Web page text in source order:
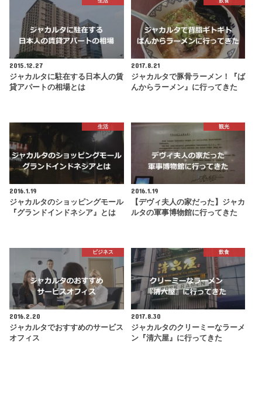
2015.12.27
ジャカルタに駐在する日本人の賃
貸アパートの相場とは
2017.8.21
ジャカルタで豚骨ラーメン！『ば
んからラーメン』に行ってきた
生活
2016.1.19
ジャカルタのショッピングモール
『グランドインドネシア』とは
観光
2016.1.19
【デヴィ夫人の家だった】ジャカ
ルタの軍事博物館に行ってきた
ビジネス
2016.2.20
ジャカルタでおすすめのサービス
オフィス
飲食
2017.8.30
ジャカルタのクリーミーなラーメ
ン『清六屋』に行ってきた